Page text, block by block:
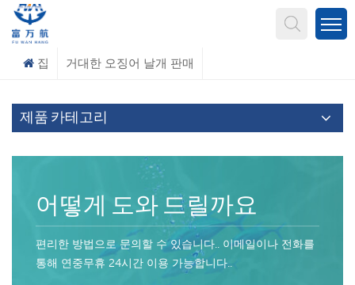
집 거대한 오징어 날개 판매
제품 카테고리
어떻게 도와 드릴까요
편리한 방법으로 문의할 수 있습니다.. 이메일이나 전화를
통해 연중무휴 24시간 이용 가능합니다..